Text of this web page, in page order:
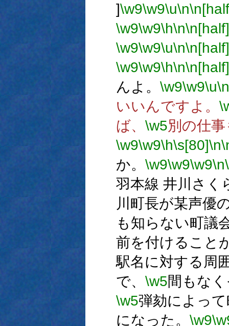
]\w9\w9\u\n
\w9\w9\h\n\n[half]
\w9\w9\u\n\n[half]
\w9\w9\h\n\n[half]
んよ。 \w9\w9\u\n
いいんですよ。
ば、 \w5別の仕
\w9\w9\h\s[80]\n
か。 \w9\w9\w9\n
羽本線 井川さ
川町長が某声優
も知らない町議
前を付けること
駅名に対する周
で、 \w5間もな
\w5弾劾によっ
になった。 \w9